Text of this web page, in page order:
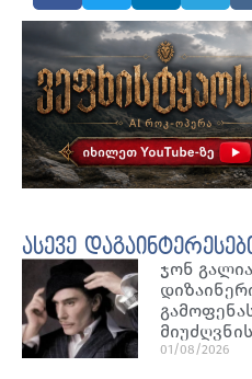
ასევე
ჯონ
მიუძღვნის
01/08/2026